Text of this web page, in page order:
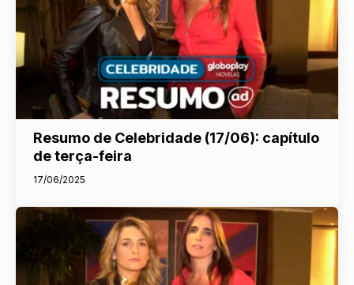
Resumo de Celebridade (17/06): capítulo
de terça-feira
17/06/2025